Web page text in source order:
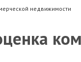
недвижимости